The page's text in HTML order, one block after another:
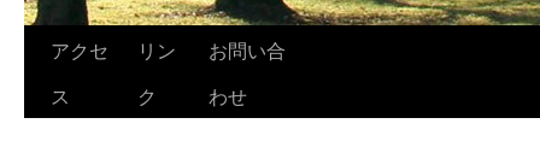
アクセ
ス
リン
ク
お問い合
わせ